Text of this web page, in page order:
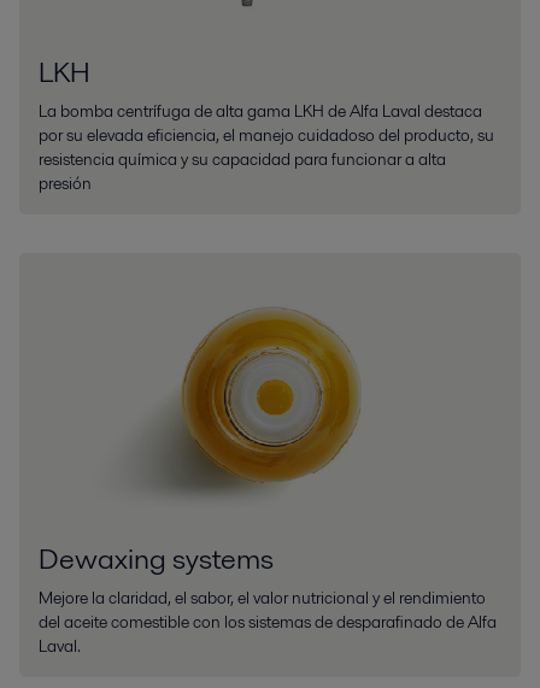
LKH
La bomba centrífuga de alta gama LKH de Alfa Laval destaca
por su elevada eficiencia, el manejo cuidadoso del producto, su
resistencia química y su capacidad para funcionar a alta
presión
Dewaxing systems
Mejore la claridad, el sabor, el valor nutricional y el rendimiento
del aceite comestible con los sistemas de desparafinado de Alfa
Laval.